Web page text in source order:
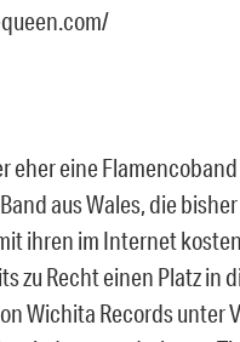
eher eine
aus Wales, die
ihren im Internet
zu Recht einen Platz in
Wichita Records unter